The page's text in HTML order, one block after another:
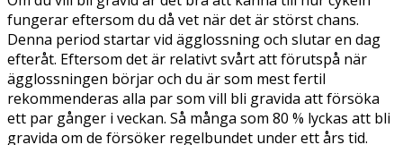
fungerar eftersom du då vet när det är störst chans.
Denna period startar vid ägglossning och slutar en dag
efteråt. Eftersom det är relativt svårt att förutspå när
ägglossningen börjar och du är som mest fertil
rekommenderas alla par som vill bli gravida att försöka
ett par gånger i veckan. Så många som 80 % lyckas att bli
gravida om de försöker regelbundet under ett års tid.